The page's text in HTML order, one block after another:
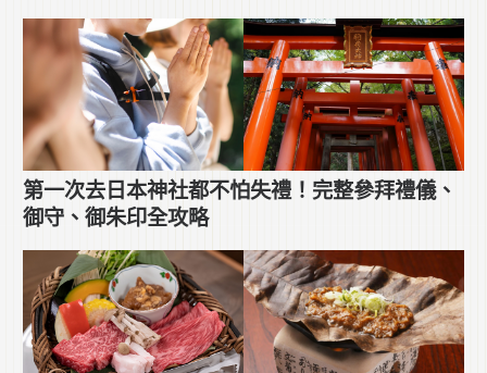
第一次去日本神社都不怕失禮！完整參拜禮儀、
御守、御朱印全攻略